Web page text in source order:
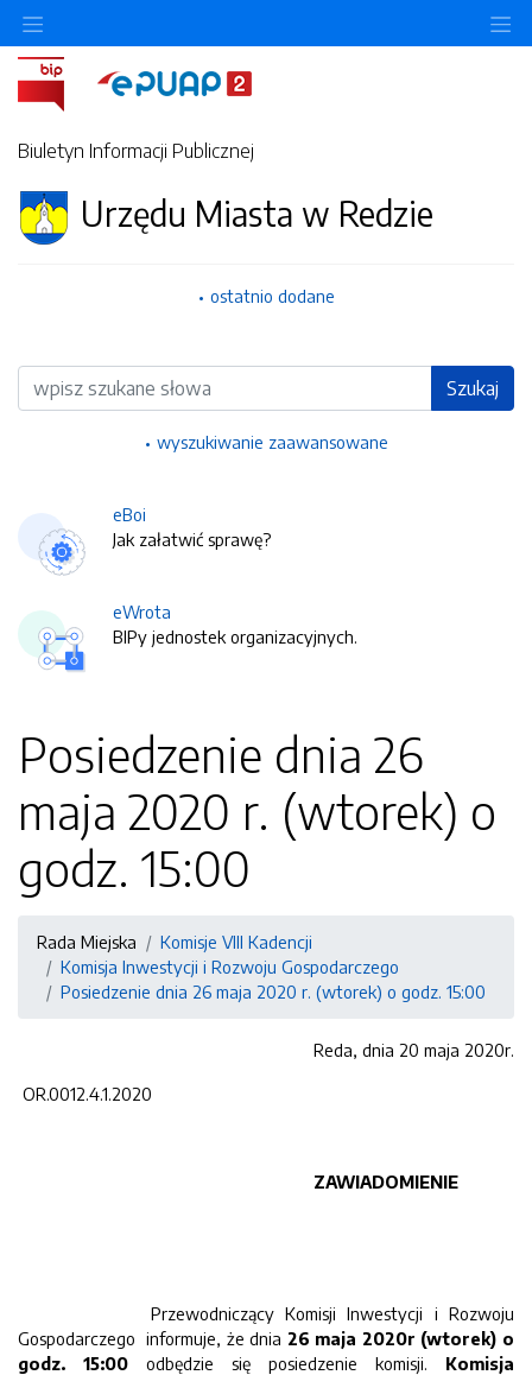
Biuletyn Informacji Publicznej
Urzędu Miasta w Redzie
ostatnio dodane
Wyszukiwarka Szukaj
wyszukiwanie zaawansowane
eBoi
Jak załatwić sprawę?
eWrota
BIPy jednostek organizacyjnych.
Posiedzenie dnia 26
maja 2020 r. (wtorek) o
godz. 15:00
Rada Miejska
Komisje VIII Kadencji
Komisja Inwestycji i Rozwoju Gospodarczego
Posiedzenie dnia 26 maja 2020 r. (wtorek) o godz. 15:00
Reda, dnia 20 maja 2020r.
OR.0012.4.1.2020
ZAWIADOMIENIE
Przewodniczący Komisji Inwestycji i Rozwoju
Gospodarczego informuje, że dnia 26 maja 2020r (wtorek) o
godz. 15:00 odbędzie się posiedzenie komisji. Komisja